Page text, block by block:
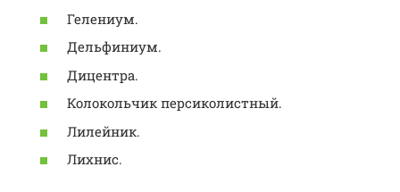
Гелениум.
Дельфиниум.
Дицентра.
Колокольчик персиколистный.
Лилейник.
Лихнис.